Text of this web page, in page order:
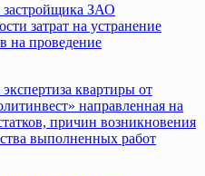
застройщика ЗАО
затрат на устранение
на проведение
квартиры от
направленная на
причин возникновения
выполненных работ